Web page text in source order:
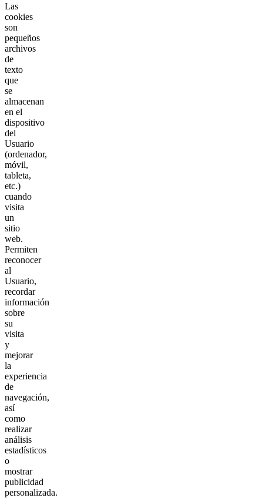
Las
cookies
son
pequeños
archivos
de
texto
que
se
almacenan
en el
dispositivo
del
Usuario
(ordenador,
móvil,
tableta,
etc.)
cuando
visita
un
sitio
web.
Permiten
reconocer
al
Usuario,
recordar
información
sobre
su
visita
y
mejorar
la
experiencia
de
navegación,
así
como
realizar
análisis
estadísticos
o
mostrar
publicidad
personalizada.